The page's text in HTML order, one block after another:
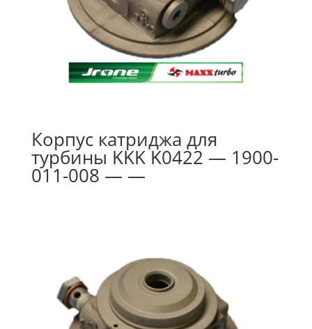
Корпус катриджа для
турбины KKK K0422 — 1900-
011-008 — —